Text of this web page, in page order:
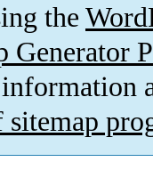
the
Generator